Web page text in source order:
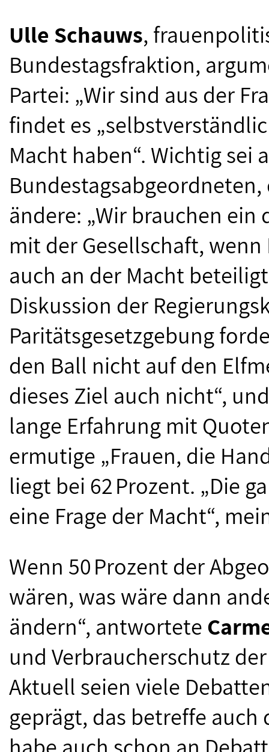
Ulle Schauws,
Bundestagsfraktion,
Partei: „Wir sind aus der
findet es
Macht haben“. Wichtig sei
ändere: „Wir brauchen ein
mit der Gesellschaft,
auch an der Macht
Diskussion der
Paritätsgesetzgebung
den Ball nicht auf den
dieses Ziel auch nicht“,
lange Erfahrung mit
ermutige „Frauen, die
liegt bei 62 Prozent. „Die
eine Frage der Macht“,
Wenn 50 Prozent der
wären, was wäre dann
ändern“, antwortete
und Verbraucherschutz
Aktuell seien viele
geprägt, das betreffe